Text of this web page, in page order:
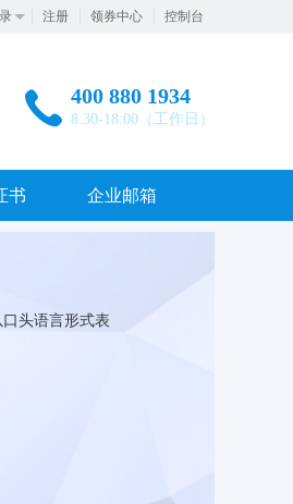
注册 领券中心 控制台
400 880 1934
8:30-18:00（工作日）
书 企业邮箱
头语言形式表